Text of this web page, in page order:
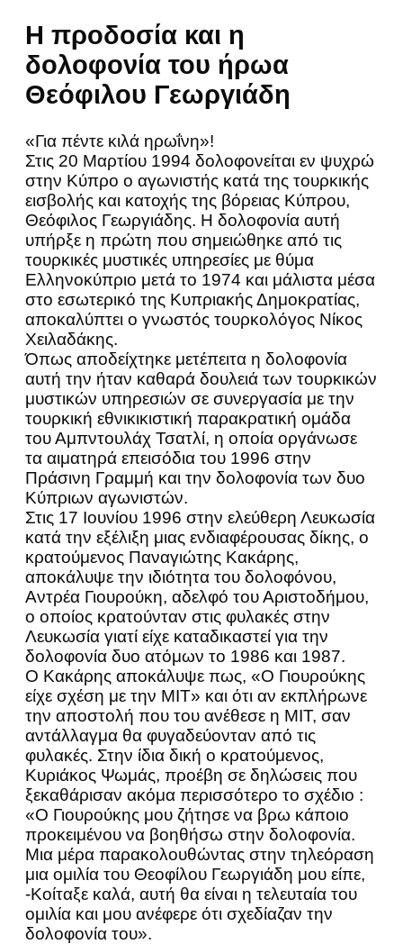
Η προδοσία και η
δολοφονία του ήρωα
Θεόφιλου Γεωργιάδη
«Για πέντε κιλά ηρωΐνη»!
Στις 20 Μαρτίου 1994 δολοφονείται εν ψυχρώ
στην Κύπρο ο αγωνιστής κατά της τουρκικής
εισβολής και κατοχής της βόρειας Κύπρου,
Θεόφιλος Γεωργιάδης. Η δολοφονία αυτή
υπήρξε η πρώτη που σημειώθηκε από τις
τουρκικές μυστικές υπηρεσίες με θύμα
Ελληνοκύπριο μετά το 1974 και μάλιστα μέσα
στο εσωτερικό της Κυπριακής Δημοκρατίας,
αποκαλύπτει ο γνωστός τουρκολόγος Νίκος
Χειλαδάκης.
Όπως αποδείχτηκε μετέπειτα η δολοφονία
αυτή την ήταν καθαρά δουλειά των τουρκικών
μυστικών υπηρεσιών σε συνεργασία με την
τουρκική εθνικικιστική παρακρατική ομάδα
του Αμπντουλάχ Τσατλί, η οποία οργάνωσε
τα αιματηρά επεισόδια του 1996 στην
Πράσινη Γραμμή και την δολοφονία των δυο
Κύπριων αγωνιστών.
Στις 17 Ιουνίου 1996 στην ελεύθερη Λευκωσία
κατά την εξέλιξη μιας ενδιαφέρουσας δίκης, ο
κρατούμενος Παναγιώτης Κακάρης,
αποκάλυψε την ιδιότητα του δολοφόνου,
Αντρέα Γιουρούκη, αδελφό του Αριστοδήμου,
ο οποίος κρατούνταν στις φυλακές στην
Λευκωσία γιατί είχε καταδικαστεί για την
δολοφονία δυο ατόμων το 1986 και 1987.
Ο Κακάρης αποκάλυψε πως, «Ο Γιουρούκης
είχε σχέση με την ΜΙΤ» και ότι αν εκπλήρωνε
την αποστολή που του ανέθεσε η ΜΙΤ, σαν
αντάλλαγμα θα φυγαδεύονταν από τις
φυλακές. Στην ίδια δική ο κρατούμενος,
Κυριάκος Ψωμάς, προέβη σε δηλώσεις που
ξεκαθάρισαν ακόμα περισσότερο το σχέδιο :
«Ο Γιουρούκης μου ζήτησε να βρω κάποιο
προκειμένου να βοηθήσω στην δολοφονία.
Μια μέρα παρακολουθώντας στην τηλεόραση
μια ομιλία του Θεοφίλου Γεωργιάδη μου είπε,
-Κοίταξε καλά, αυτή θα είναι η τελευταία του
ομιλία και μου ανέφερε ότι σχεδίαζαν την
δολοφονία του».